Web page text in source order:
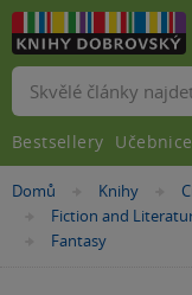
Nacházíte
Domů »Knihy »
»
Fiction and
»Fantasy
Vyhledávání
Bestsellery Učebnice